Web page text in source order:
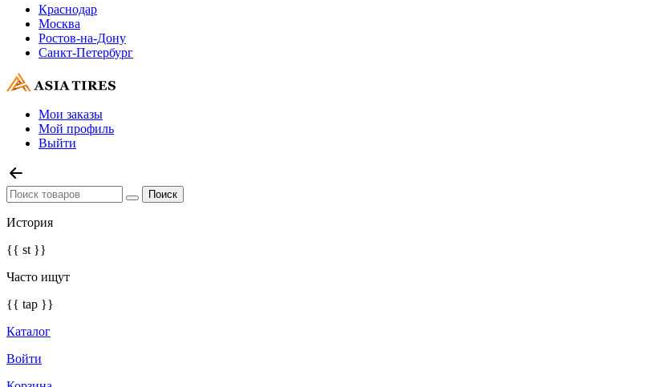
Краснодар
Москва
Ростов-на-Дону
Санкт-Петербург
Мои заказы
Мой профиль
Выйти
История
{{ st }}
Часто ищут
{{ tap }}
Каталог
Войти